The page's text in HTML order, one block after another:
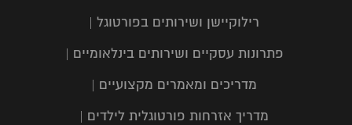
רילוקיישן ושירותים בפורטוגל |
פתרונות עסקיים ושירותים בינלאומיים |
מדריכים ומאמרים מקצועיים |
מדריך אזרחות פורטוגלית לילדים |